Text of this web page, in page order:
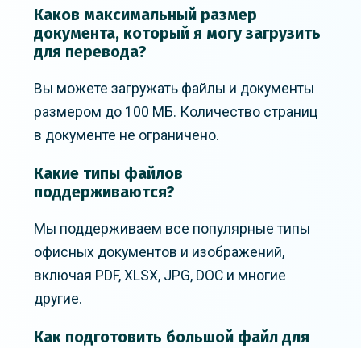
Каков максимальный размер
документа, который я могу загрузить
для перевода?
Вы можете загружать файлы и документы
размером до 100 МБ. Количество страниц
в документе не ограничено.
Какие типы файлов
поддерживаются?
Мы поддерживаем все популярные типы
офисных документов и изображений,
включая PDF, XLSX, JPG, DOC и многие
другие.
Как подготовить большой файл для